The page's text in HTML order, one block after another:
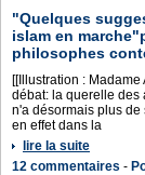
"Quelques
islam en
philosophes
[[Illustration :
débat: la querelle des
n'a désormais plus
en effet dans la
lire la suite
12 commentaires -